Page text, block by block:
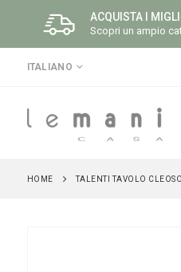
ACQUISTA I
Scopri un ampio
LINGUA
ITALIANO
HOME TALENTI TAVOLO